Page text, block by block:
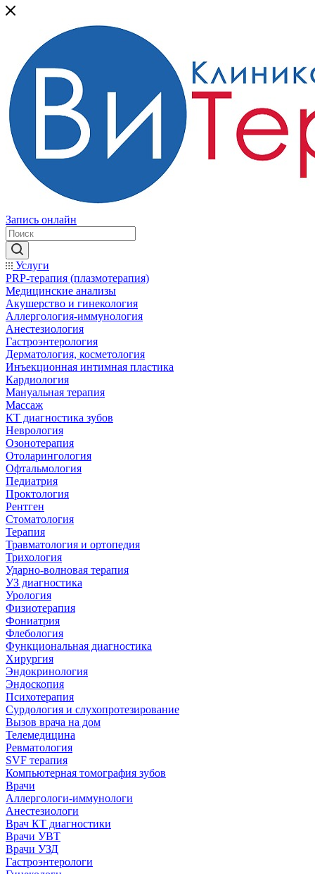
Запись онлайн
Услуги
PRP-терапия (плазмотерапия)
Медицинские анализы
Акушерство и гинекология
Аллергология-иммунология
Анестезиология
Гастроэнтерология
Дерматология, косметология
Инъекционная интимная пластика
Кардиология
Мануальная терапия
Массаж
КТ диагностика зубов
Неврология
Озонотерапия
Отоларингология
Офтальмология
Педиатрия
Проктология
Рентген
Стоматология
Терапия
Травматология и ортопедия
Трихология
Ударно-волновая терапия
УЗ диагностика
Урология
Физиотерапия
Фониатрия
Флебология
Функциональная диагностика
Хирургия
Эндокринология
Эндоскопия
Психотерапия
Сурдология и слухопротезирование
Вызов врача на дом
Телемедицина
Ревматология
SVF терапия
Компьютерная томография зубов
Врачи
Аллергологи-иммунологи
Анестезиологи
Врач КТ диагностики
Врачи УВТ
Врачи УЗД
Гастроэнтерологи